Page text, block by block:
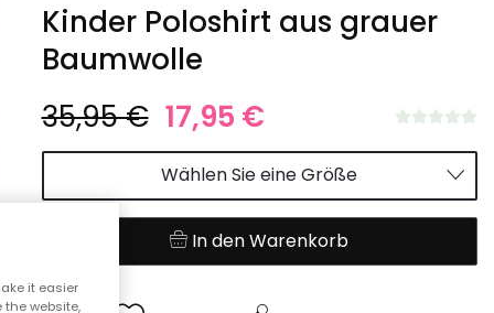
Kinder Poloshirt aus grauer
Baumwolle
35,95 € 17,95 €
Wählen Sie eine Größe
In den Warenkorb
it easier
the website,